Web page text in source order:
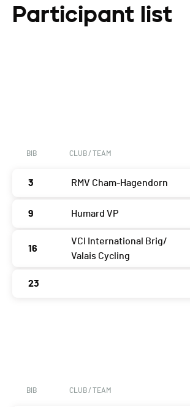
Participant list
BIB CLUB / TEAM
3 RMV Cham-Hagendorn
9 Humard VP
16
VCI International Brig/
Valais Cycling
23
BIB CLUB / TEAM